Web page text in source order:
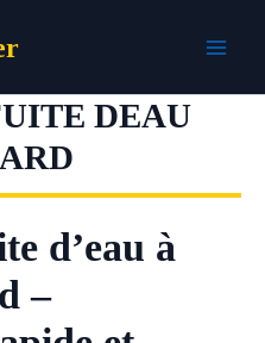
DEAU
d’eau à
–